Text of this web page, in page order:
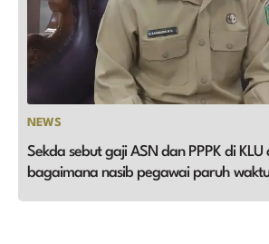
NEWS
Sekda sebut gaji ASN dan PPPK di KLU
bagaimana nasib pegawai paruh